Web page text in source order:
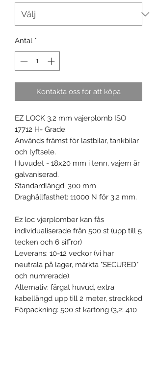
Antal *
Kontakta oss för att köpa
EZ LOCK 3,2 mm vajerplomb ISO
17712 H- Grade.
Används främst för lastbilar, tankbilar
och lyftsele.
Huvudet - 18x20 mm i tenn, vajern är
galvaniserad.
Standardlängd: 300 mm
Draghållfasthet: 11000 N för 3,2 mm.
Ez loc vjerplomber kan fås
individualiserade från 500 st (upp till 5
tecken och 6 siffror)
Leverans: 10-12 veckor (vi har
neutrala på lager, märkta "SECURED"
och numrerade).
Alternativ: färgat huvud, extra
kabellängd upp till 2 meter, streckkod
Förpackning: 500 st kartong (3,2: 410